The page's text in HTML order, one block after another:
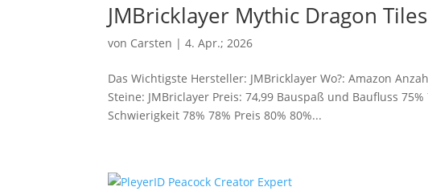
JMBricklayer Mythic Dragon Tiles
von Carsten |4. Apr.; 2026
Das Wichtigste Hersteller: JMBricklayer Wo?: Amazon
Steine: JMBriclayer Preis: 74,99 Bauspaß und Baufluss
Schwierigkeit 78% 78% Preis 80% 80%...